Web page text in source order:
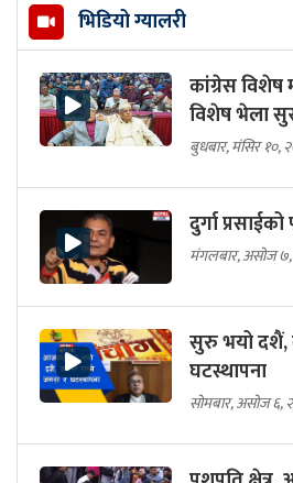
भिडियो ग्यालरी
कांग्रेस विशेष
विशेष भेला
बुधबार, मंसिर १०,
दुर्गा
मंगलबार, असोज
सुरु भयो दशैं,
घटस्थापना
सोमबार, असोज ६,